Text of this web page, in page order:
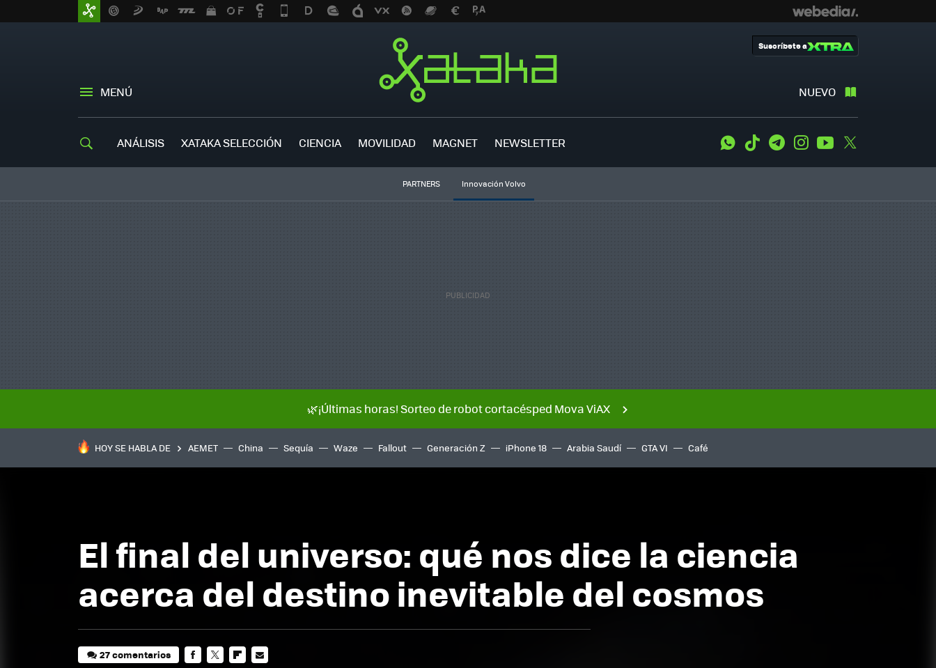
MENÚ NUEVO
Suscríbete a
ANÁLISIS XATAKA SELECCIÓN CIENCIA MOVILIDAD MAGNET NEWSLETTER WhatsApp
Tiktok TelegramInstagramYoutube
PARTNERS Innovación Volvo
🌿¡Últimas horas! Sorteo de robot cortacésped Mova ViAX
HOY SE HABLA DE AEMET China Sequía Waze Fallout Generación Z iPhone 18 Arabia Saudí GTA VI Café
El final del universo: qué nos dice la ciencia
acerca del destino inevitable del cosmos
27 comentarios